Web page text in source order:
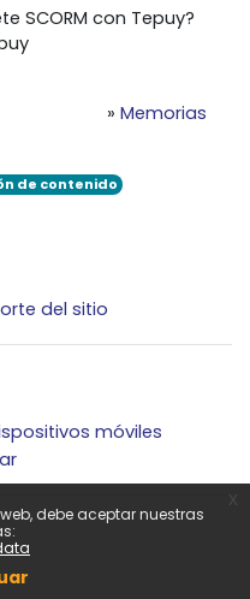
debe aceptar nuestras
SCORM con Tepuy?
» Memorias
de contenido
del sitio
móviles